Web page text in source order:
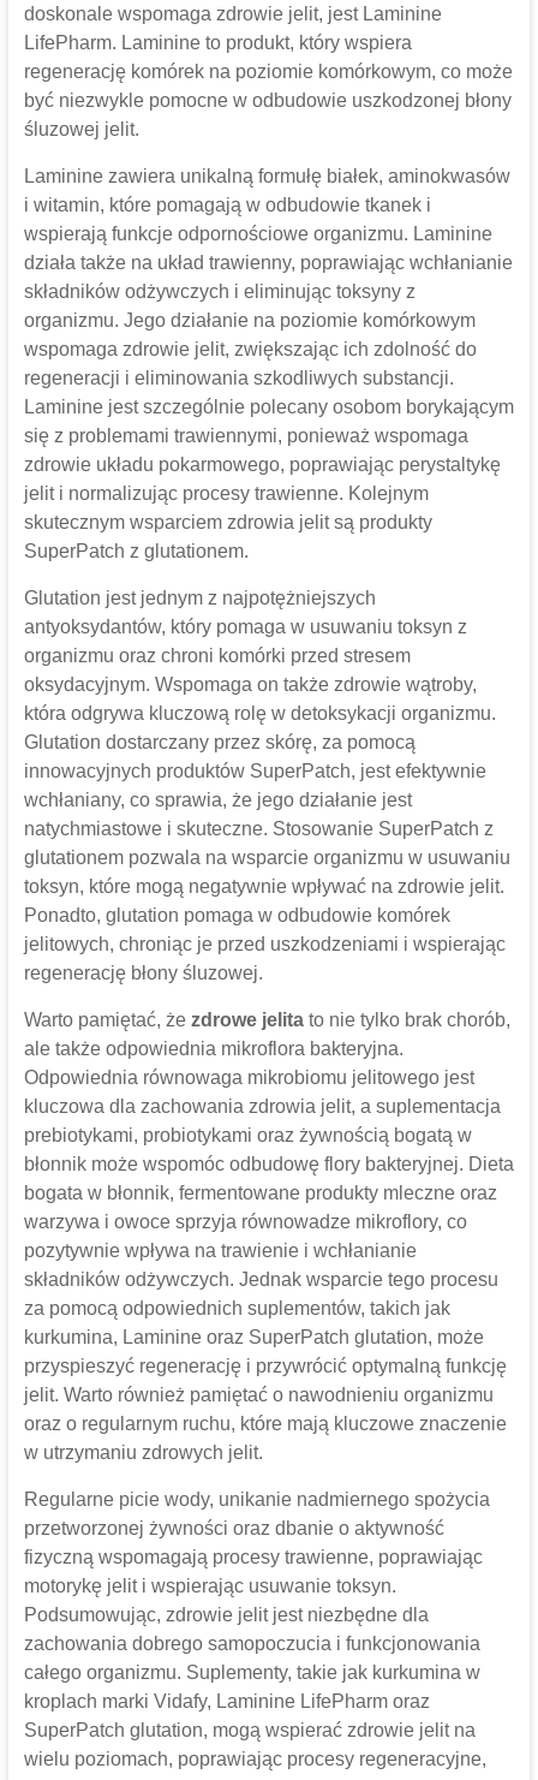
doskonale wspomaga zdrowie jelit, jest Laminine
LifePharm. Laminine to produkt, który wspiera
regenerację komórek na poziomie komórkowym, co może
być niezwykle pomocne w odbudowie uszkodzonej błony
śluzowej jelit.
Laminine zawiera unikalną formułę białek, aminokwasów
i witamin, które pomagają w odbudowie tkanek i
wspierają funkcje odpornościowe organizmu. Laminine
działa także na układ trawienny, poprawiając wchłanianie
składników odżywczych i eliminując toksyny z
organizmu. Jego działanie na poziomie komórkowym
wspomaga zdrowie jelit, zwiększając ich zdolność do
regeneracji i eliminowania szkodliwych substancji.
Laminine jest szczególnie polecany osobom borykającym
się z problemami trawiennymi, ponieważ wspomaga
zdrowie układu pokarmowego, poprawiając perystaltykę
jelit i normalizując procesy trawienne. Kolejnym
skutecznym wsparciem zdrowia jelit są produkty
SuperPatch z glutationem.
Glutation jest jednym z najpotężniejszych
antyoksydantów, który pomaga w usuwaniu toksyn z
organizmu oraz chroni komórki przed stresem
oksydacyjnym. Wspomaga on także zdrowie wątroby,
która odgrywa kluczową rolę w detoksykacji organizmu.
Glutation dostarczany przez skórę, za pomocą
innowacyjnych produktów SuperPatch, jest efektywnie
wchłaniany, co sprawia, że jego działanie jest
natychmiastowe i skuteczne. Stosowanie SuperPatch z
glutationem pozwala na wsparcie organizmu w usuwaniu
toksyn, które mogą negatywnie wpływać na zdrowie jelit.
Ponadto, glutation pomaga w odbudowie komórek
jelitowych, chroniąc je przed uszkodzeniami i wspierając
regenerację błony śluzowej.
Warto pamiętać, że zdrowe jelitato nie tylko brak chorób,
ale także odpowiednia mikroflora bakteryjna.
Odpowiednia równowaga mikrobiomu jelitowego jest
kluczowa dla zachowania zdrowia jelit, a suplementacja
prebiotykami, probiotykami oraz żywnością bogatą w
błonnik może wspomóc odbudowę flory bakteryjnej. Dieta
bogata w błonnik, fermentowane produkty mleczne oraz
warzywa i owoce sprzyja równowadze mikroflory, co
pozytywnie wpływa na trawienie i wchłanianie
składników odżywczych. Jednak wsparcie tego procesu
za pomocą odpowiednich suplementów, takich jak
kurkumina, Laminine oraz SuperPatch glutation, może
przyspieszyć regenerację i przywrócić optymalną funkcję
jelit. Warto również pamiętać o nawodnieniu organizmu
oraz o regularnym ruchu, które mają kluczowe znaczenie
w utrzymaniu zdrowych jelit.
Regularne picie wody, unikanie nadmiernego spożycia
przetworzonej żywności oraz dbanie o aktywność
fizyczną wspomagają procesy trawienne, poprawiając
motorykę jelit i wspierając usuwanie toksyn.
Podsumowując, zdrowie jelit jest niezbędne dla
zachowania dobrego samopoczucia i funkcjonowania
całego organizmu. Suplementy, takie jak kurkumina w
kroplach marki Vidafy, Laminine LifePharm oraz
SuperPatch glutation, mogą wspierać zdrowie jelit na
wielu poziomach, poprawiając procesy regeneracyjne,